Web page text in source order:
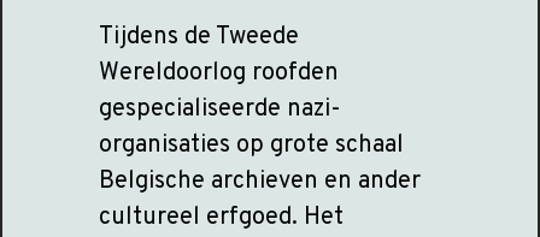
Tijdens de Tweede
Wereldoorlog roofden
gespecialiseerde nazi-
organisaties op grote schaal
Belgische archieven en ander
cultureel erfgoed. Het